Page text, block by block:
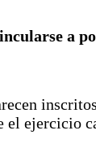
a
ejercicio